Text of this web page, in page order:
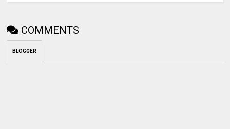
COMMENTS
BLOGGER